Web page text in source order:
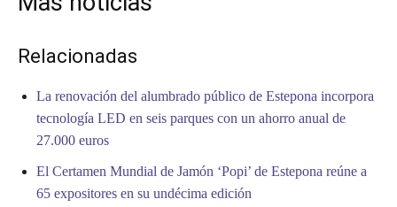
Relacionadas
La renovación del alumbrado público de Estepona incorpora
tecnología LED en seis parques con un ahorro anual de
27.000 euros
El Certamen Mundial de Jamón ‘Popi’ de Estepona reúne a
65 expositores en su undécima edición